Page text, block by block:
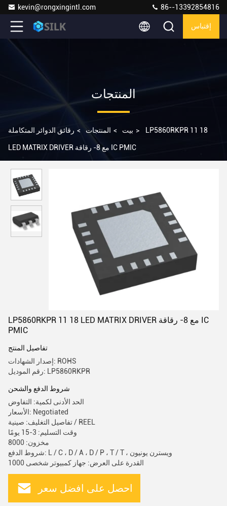
kevin@rongxingintl.com 86--13392854816
إقتباس
المنتجات
بيت > المنتجات > رقائق الدوائر المتكاملة > LP5860RKPR 11 18
LED MATRIX DRIVER مع 8- رقاقة IC PMIC
LP5860RKPR 11 18 LED MATRIX DRIVER مع 8- رقاقة IC
PMIC
تفاصيل المنتج
إصدار الشهادات: ROHS
رقم الموديل: LP5860RKPR
شروط الدفع والشحن
الحد الأدنى لكمية: التفاوض
الأسعار: Negotiated
تفاصيل التغليف: صينية / REEL
وقت التسليم: 3-15 يومًا
مخزون: 8000
شروط الدفع: L / C ، D / A ، D / P ، T / T ، ويسترن يونيون
القدرة على العرض: جهاز كمبيوتر شخصى 1000
احصل على افضل سعر